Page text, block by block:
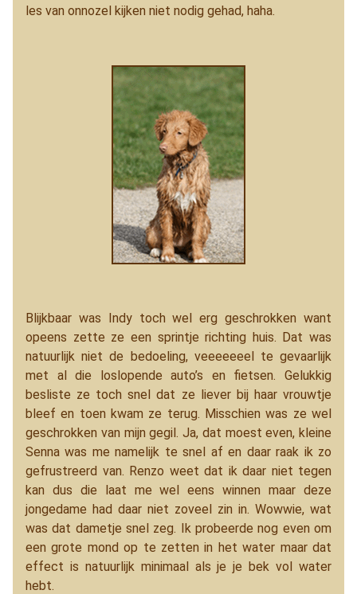
les van onnozel kijken niet nodig gehad, haha.
Blijkbaar was Indy toch wel erg geschrokken want
opeens zette ze een sprintje richting huis. Dat was
natuurlijk niet de bedoeling, veeeeeeel te gevaarlijk
met al die loslopende auto’s en fietsen. Gelukkig
besliste ze toch snel dat ze liever bij haar vrouwtje
bleef en toen kwam ze terug. Misschien was ze wel
geschrokken van mijn gegil. Ja, dat moest even, kleine
Senna was me namelijk te snel af en daar raak ik zo
gefrustreerd van. Renzo weet dat ik daar niet tegen
kan dus die laat me wel eens winnen maar deze
jongedame had daar niet zoveel zin in. Wowwie, wat
was dat dametje snel zeg. Ik probeerde nog even om
een grote mond op te zetten in het water maar dat
effect is natuurlijk minimaal als je je bek vol water
hebt.